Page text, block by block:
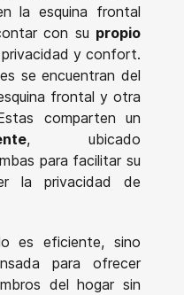
la esquina frontal
con su propio
y confort.
se encuentran del
frontal y otra
comparten un
, ubicado
para facilitar su
la privacidad de
es eficiente, sino
para ofrecer
del hogar sin